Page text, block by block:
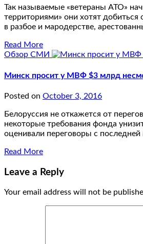
Так называемые «ветераны АТО»
территориями» они хотят
в разбое и мародерстве,
Read More
Обзор СМИ
Минск просит у МВФ $3 млрд
Posted on October 3, 2016
Белоруссия не откажется от
некоторые требования фонда
оценивали переговоры с
Read More
Leave a Reply
Your email address will not be